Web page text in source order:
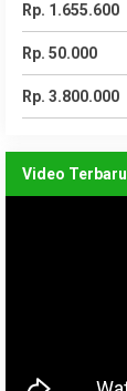
Rp. 1.655.600
Rp. 50.000
Rp. 3.800.000
Video Terbaru